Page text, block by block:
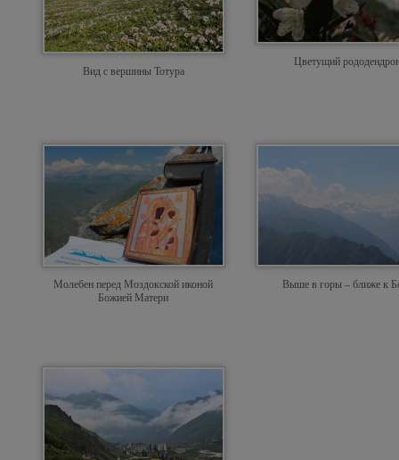
Вид с вершины Тотура
Цветущий
Молебен перед Моздокской иконой
Божией Матери
Выше в горы – ближе к